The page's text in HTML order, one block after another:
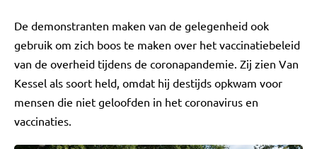
De demonstranten maken van de gelegenheid ook
gebruik om zich boos te maken over het vaccinatiebeleid
van de overheid tijdens de coronapandemie. Zij zien Van
Kessel als soort held, omdat hij destijds opkwam voor
mensen die niet geloofden in het coronavirus en
vaccinaties.